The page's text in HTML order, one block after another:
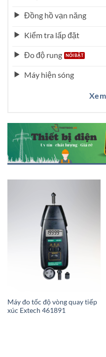
Đồng hồ vạn năng
Kiểm tra lấp đặt
Đo độ rung
Máy hiện sóng
Máy đo tốc độ vòng quay tiếp
xúc Extech 461891